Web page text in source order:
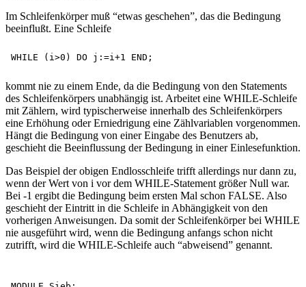
Im Schleifenkörper muß “etwas geschehen”, das die Bedingung
beeinflußt. Eine Schleife
kommt nie zu einem Ende, da die Bedingung von den Statements
des Schleifenkörpers unabhängig ist. Arbeitet eine WHILE-Schleife
mit Zählern, wird typischerweise innerhalb des Schleifenkörpers
eine Erhöhung oder Erniedrigung eine Zählvariablen vorgenommen.
Hängt die Bedingung von einer Eingabe des Benutzers ab,
geschieht die Beeinflussung der Bedingung in einer Einlesefunktion.
Das Beispiel der obigen Endlosschleife trifft allerdings nur dann zu,
wenn der Wert von i vor dem WHILE-Statement größer Null war.
Bei -1 ergibt die Bedingung beim ersten Mal schon FALSE. Also
geschieht der Eintritt in die Schleife in Abhängigkeit von den
vorherigen Anweisungen. Da somit der Schleifenkörper bei WHILE
nie ausgeführt wird, wenn die Bedingung anfangs schon nicht
zutrifft, wird die WHILE-Schleife auch “abweisend” genannt.